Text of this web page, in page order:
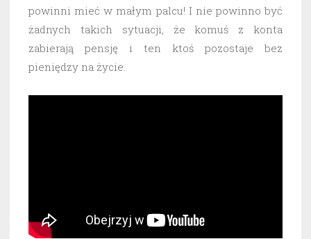
powinni mieć w małym palcu! I nie powinno być
żadnych takich sytuacji, że komuś z konta
zabierają pensję i ten ktoś pozostaje bez
pieniędzy na życie.